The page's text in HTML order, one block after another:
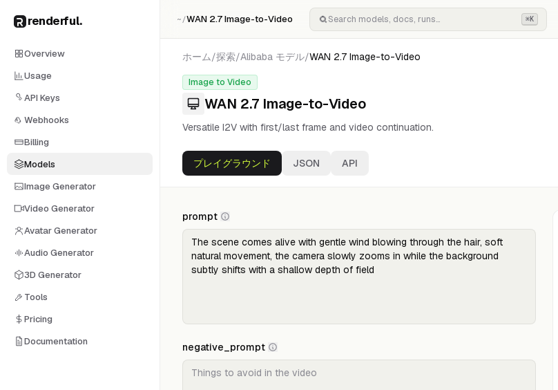
renderful.
Overview
Usage
API Keys
Webhooks
Billing
Models
Image Generator
Video Generator
Avatar Generator
Audio Generator
3D Generator
Tools
Pricing
Documentation
~/WAN 2.7 Image-to-Video ⌘K
ホーム/探索/Alibaba モデル/WAN 2.7 Image-to-Video
Image to Video
WAN 2.7 Image-to-Video
Versatile I2V with first/last frame and video continuation.
プレイグラウンド JSON API
prompt
negative_prompt